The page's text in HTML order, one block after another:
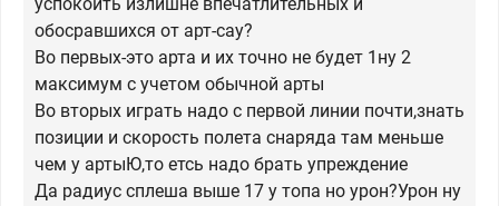
обосравшихся от арт-сау?
Во первых-это арта и их точно не будет 1ну 2
максимум с учетом обычной арты
Во вторых играть надо с первой линии почти,знать
позиции и скорость полета снаряда там меньше
чем у артыЮ,то етсь надо брать упреждение
Да радиус сплеша выше 17 у топа но урон?Урон ну